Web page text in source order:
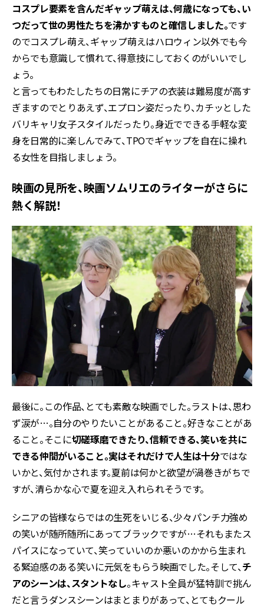
コスプレ要素を含んだギャップ萌えは、何歳になっても、い
つだって世の男性たちを沸かすものと確信しました。です
のでコスプレ萌え、ギャップ萌えはハロウィン以外でも今
からでも意識して慣れて、得意技にしておくのがいいでし
ょう。
と言ってもわたしたちの日常にチアの衣装は難易度が高す
ぎますのでとりあえず、エプロン姿だったり、カチッとした
バリキャリ女子スタイルだったり。身近でできる手軽な変
身を日常的に楽しんでみて、TPOでギャップを自在に操れ
る女性を目指しましょう。
映画の見所を、映画ソムリエのライターがさらに
熱く解説！
最後に。この作品、とても素敵な映画でした。ラストは、思わ
ず涙が…。自分のやりたいことがあること。好きなことがあ
ること。そこに切磋琢磨できたり、信頼できる、笑いを共に
できる仲間がいること。実はそれだけで人生は十分ではな
いかと、気付かされます。夏前は何かと欲望が渦巻きがちで
すが、清らかな心で夏を迎え入れられそうです。
シニアの皆様ならではの生死をいじる、少々パンチ力強め
の笑いが随所随所にあってブラックですが…それもまたス
パイスになっていて、笑っていいのか悪いのかから生まれ
る緊迫感のある笑いに元気をもらう映画でした。そして、チ
アのシーンは、スタントなし。キャスト全員が猛特訓で挑ん
だと言うダンスシーンはまとまりがあって、とてもクール